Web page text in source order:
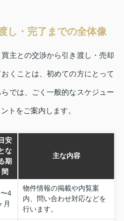
し・完了までの全体像
主との交渉から引き渡し・売却
くことは、初めての方にとって
では、ごく一般的なスケジュー
トをご案内します。
安
な
期
間
主な内容
4
月
物件情報の掲載や内覧案
内、問い合わせ対応などを
行います。